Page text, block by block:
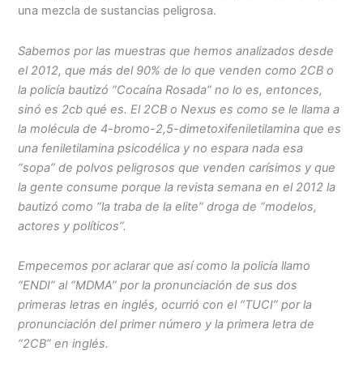
una mezcla de sustancias peligrosa.
Sabemos por las muestras que hemos analizados desde
el 2012, que más del 90% de lo que venden como 2CB o
la policía bautizó “Cocaína Rosada” no lo es, entonces,
sinó es 2cb qué es. El 2CB o Nexus es como se le llama a
la molécula de 4-bromo-2,5-dimetoxifeniletilamina que es
una feniletilamina psicodélica y no espara nada esa
“sopa” de polvos peligrosos que venden carísimos y que
la gente consume porque la revista semana en el 2012 la
bautizó como “la traba de la elite” droga de “modelos,
actores y políticos”.
Empecemos por aclarar que así como la policía llamo
“ENDI” al “MDMA” por la pronunciación de sus dos
primeras letras en inglés, ocurrió con el “TUCI” por la
pronunciación del primer número y la primera letra de
“2CB” en inglés.